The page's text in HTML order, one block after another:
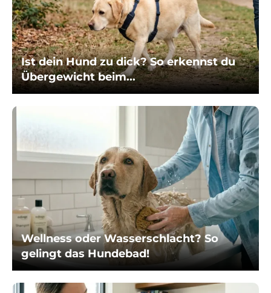
Ist dein Hund zu dick? So erkennst du
Übergewicht beim...
Wellness oder Wasserschlacht? So
gelingt das Hundebad!